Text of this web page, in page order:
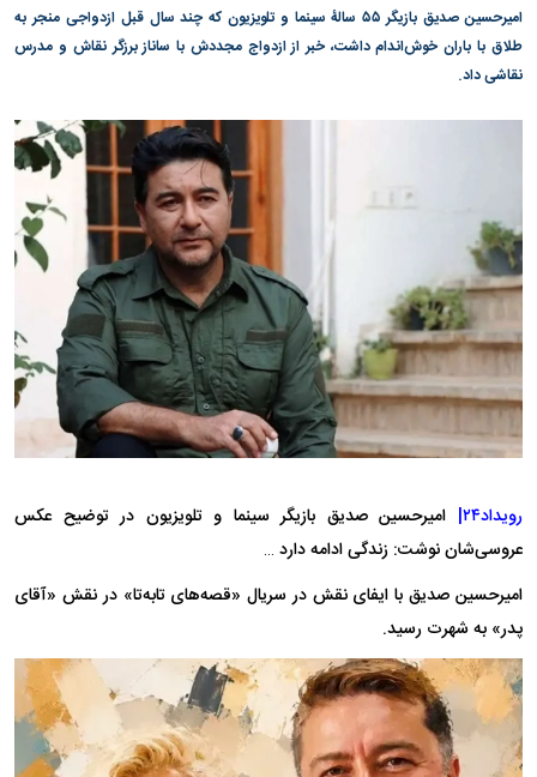
امیرحسین صدیق بازیگر ۵۵ سالهٔ سینما و تلویزیون که چند سال قبل ازدواجی منجر به
طلاق با باران خوش‌اندام داشت، خبر از ازدواج مجددش با ساناز برزگر نقاش و مدرس
نقاشی داد.
رویداد۲۴|
امیرحسین صدیق بازیگر سینما و تلویزیون در توضیح عکس
عروسی‌شان نوشت: زندگی ادامه دارد …
امیرحسین صدیق با ایفای نقش در سریال «قصه‌های تابه‌تا» در نقش «آقای
پدر» به شهرت رسید.